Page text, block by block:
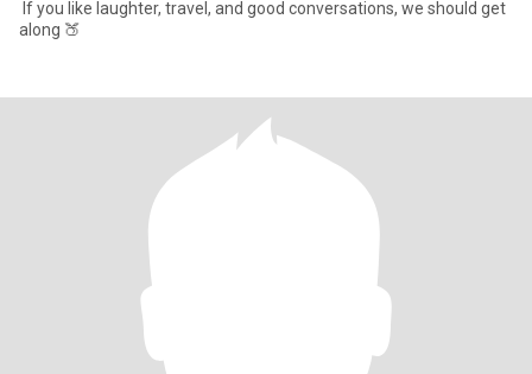
If you like laughter, travel, and good conversations, we should get
along 🍑